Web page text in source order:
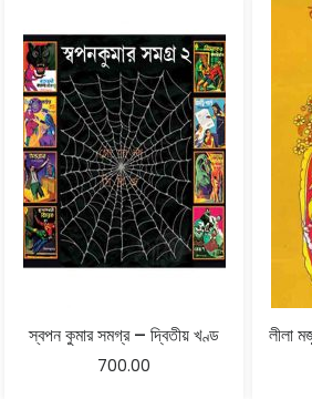
স্বপন কুমার সমগ্র – দ্বিতীয় খণ্ড
700.00